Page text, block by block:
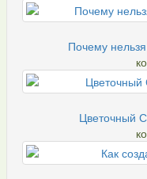
Почему
Цветочный